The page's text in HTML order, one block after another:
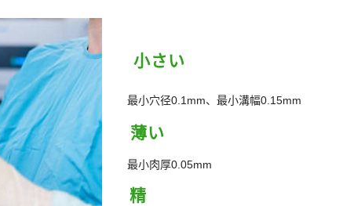
小さい
最小穴径0.1mm、最小溝幅0.15mm
薄い
最小肉厚0.05mm
精